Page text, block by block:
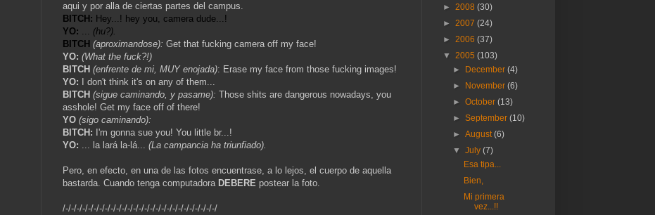
aqui y por alla de ciertas partes del campus.
BITCH: Hey...! hey you, camera dude...!
YO: ... (hu?).
BITCH (aproximandose): Get that fucking camera off my face!
YO: (What the fuck?!)
BITCH (enfrente de mi, MUY enojada): Erase my face from those fucking images!
YO: I don't think it's on any of them...
BITCH (sigue caminando, y pasame): Those shits are dangerous nowadays, you
asshole! Get my face off of there!
YO (sigo caminando):
BITCH: I'm gonna sue you! You little br...!
YO: ... la lará la-lá... (La campancia ha triunfiado).
Pero, en efecto, en una de las fotos encuentrase, a lo lejos, el cuerpo de aquella
bastarda. Cuando tenga computadora DEBERE postear la foto.
/-/-/-/-/-/-/-/-/-/-/-/-/-/-/-/-/-/-/-/-/-/-/-/-/-/-/-/
► 2008 (30)
► 2007 (24)
► 2006 (37)
▼ 2005 (103)
►
December(4)
►
November(6)
►October(13)
►September(10)
►August(6)
▼July(7)
Esa tipa...
Bien,
Mi primera
vez...!!